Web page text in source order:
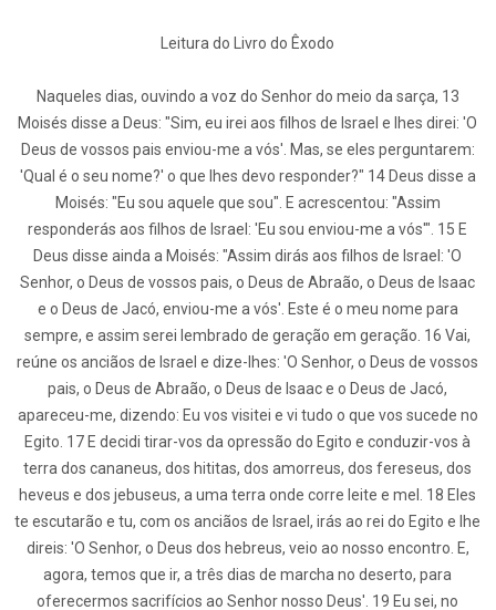
Leitura do Livro do Êxodo
Naqueles dias, ouvindo a voz do Senhor do meio da sarça, 13
Moisés disse a Deus: "Sim, eu irei aos filhos de Israel e lhes direi: 'O
Deus de vossos pais enviou-me a vós'. Mas, se eles perguntarem:
'Qual é o seu nome?' o que lhes devo responder?" 14 Deus disse a
Moisés: "Eu sou aquele que sou". E acrescentou: "Assim
responderás aos filhos de Israel: 'Eu sou enviou-me a vós'". 15 E
Deus disse ainda a Moisés: "Assim dirás aos filhos de Israel: 'O
Senhor, o Deus de vossos pais, o Deus de Abraão, o Deus de Isaac
e o Deus de Jacó, enviou-me a vós'. Este é o meu nome para
sempre, e assim serei lembrado de geração em geração. 16 Vai,
reúne os anciãos de Israel e dize-lhes: 'O Senhor, o Deus de vossos
pais, o Deus de Abraão, o Deus de Isaac e o Deus de Jacó,
apareceu-me, dizendo: Eu vos visitei e vi tudo o que vos sucede no
Egito. 17 E decidi tirar-vos da opressão do Egito e conduzir-vos à
terra dos cananeus, dos hititas, dos amorreus, dos fereseus, dos
heveus e dos jebuseus, a uma terra onde corre leite e mel. 18 Eles
te escutarão e tu, com os anciãos de Israel, irás ao rei do Egito e lhe
direis: 'O Senhor, o Deus dos hebreus, veio ao nosso encontro. E,
agora, temos que ir, a três dias de marcha no deserto, para
oferecermos sacrifícios ao Senhor nosso Deus'. 19 Eu sei, no